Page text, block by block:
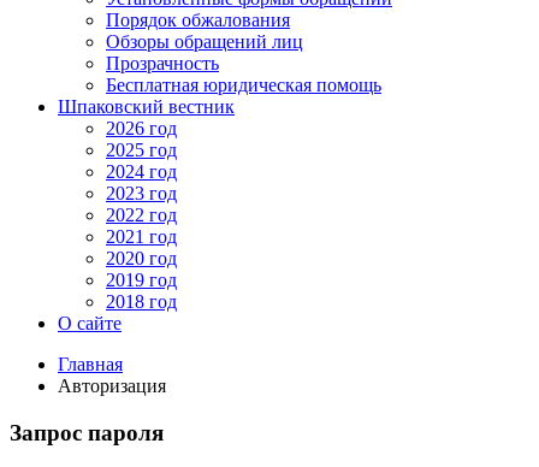
Порядок обжалования
Обзоры обращений лиц
Прозрачность
Бесплатная юридическая помощь
Шпаковский вестник
2026 год
2025 год
2024 год
2023 год
2022 год
2021 год
2020 год
2019 год
2018 год
О сайте
Главная
Авторизация
Запрос пароля